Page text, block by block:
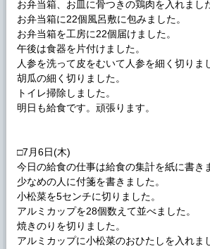
お弁当箱、お皿に骨つきの鶏肉を入れまし
お弁当箱に22個風呂敷に包みました。
お弁当箱を工房に22個届けました。
午後は食器を片付けました。
人参を洗って皮をむいて人参を細く切りま
胡瓜の細く切りました。
トイレ掃除しました。
明日も給食です。頑張ります。
□7月6日(木)
今日の給食の仕事は給食の集計を紙に書き
少なめの人に付箋を書きました。
小松菜を5センチに切りました。
アルミカップを28個数えて並べました。
焼きのりを切りました。
アルミカップに小松菜のおひたしを入れま